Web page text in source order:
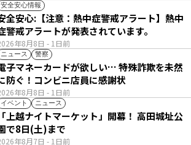
安全安心情報
年8月8日 - 1日前
全安心:【注意：熱中症警戒アラート】熱中
警戒アラートが発表されています。
ニュース 警察
年8月8日 - 1日前
子マネーカードが欲しい… 特殊詐欺を未然
防ぐ！コンビニ店員に感謝状
イベント ニュース
年8月7日 - 1日前
「上越ナイトマーケット」開幕！ 高田城址公
で8日(土)まで